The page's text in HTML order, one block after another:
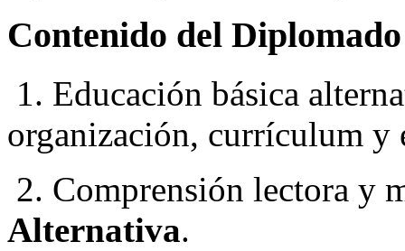
Contenido del
1. Educación básica
organización, currículum y
2. Comprensión lectora y
Alternativa.